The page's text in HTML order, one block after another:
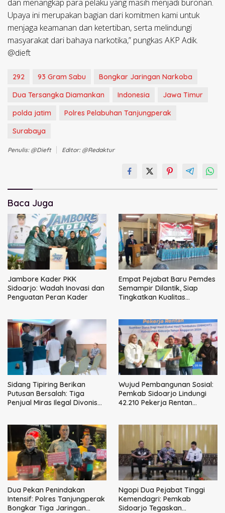
dan menangkap para pelaku yang masih menjadi buronan.
Upaya ini merupakan bagian dari komitmen kami untuk
menjaga keamanan dan ketertiban, serta melindungi
masyarakat dari bahaya narkotika,” pungkas AKP Adik.
@dieft
292 93 Gram Sabu
Bongkar Jaringan Narkoba
Dua Tersangka Diamankan
Indonesia
Jawa Timur
polda jatim
Polres Pelabuhan Tanjungperak
Surabaya
Penulis: @dieft Editor: @redaktur
Baca Juga
Jambore Kader PKK
Sidoarjo: Wadah Inovasi dan
Penguatan Peran Kader
Empat Pejabat Baru Pemdes
Semampir Dilantik, Siap
Tingkatkan Kualitas
Sidang Tipiring Berikan
Putusan Bersalah: Tiga
Penjual Miras Ilegal Divonis
Wujud Pembangunan Sosial:
Pemkab Sidoarjo Lindungi
42.210 Pekerja Rentan
Dua Pekan Penindakan
Intensif: Polres Tanjungperak
Bongkar Tiga Jaringan
Ngopi Dua Pejabat Tinggi
Kemendagri: Pemkab
Sidoarjo Tegaskan